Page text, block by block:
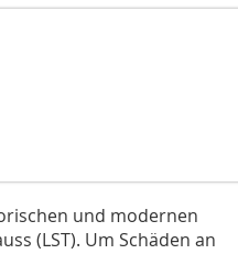
und modernen
(LST). Um Schäden an